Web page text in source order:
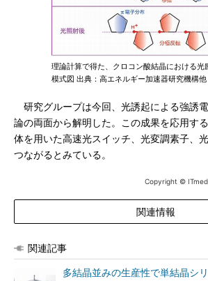
理論計算で得た、クロコン酸結晶における光
模式図 出典：高エネルギー加速器研究機構他
研究グループは今回、光誘起による強誘
論の両面から解明した。この成果を応用す
体を用いた高速光スイッチ、光変調素子、
つながるとみている。
Copyright ©
関連情報
関連記事
多結晶並みの生産性で単結晶シ